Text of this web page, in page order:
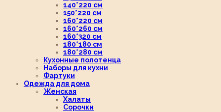
140*220 см
150*220 см
160*220 см
160*260 см
160*320 см
180*180 см
180*280 см
Кухонные полотенца
Наборы для кухни
Фартуки
Одежда для дома
Женская
Халаты
Сорочки